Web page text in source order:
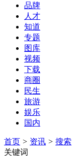
品牌
人才
知道
专题
图库
视频
下载
商圈
民生
旅游
娱乐
国内
首页 > 资讯 > 搜索
关键词